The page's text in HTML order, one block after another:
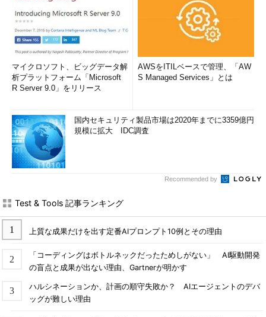
マイクロソフト、ビッグデータ解
析プラットフォーム「Microsoft
R Server 9.0」をリリース
AWSをITILベースで管理、「AW
S Managed Services」とは
国内セキュリティ製品市場は2020年までに3359億円
規模に拡大 IDC調査
Recommended by
Test & Tools 記事ランキング
上質な成果だけを出す定番AIプロンプト10例とその理由
「コーディングはボトルネックだったためしがない」 AI駆動開発
の盲点と成果が出ない理由、Gartnerが明かす
ハルシネーションか、計画の順守失敗か？ AIエージェントのデバ
ッグが難しい理由